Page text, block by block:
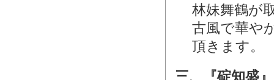
林妹舞鶴が
古風で華や
頂きます。
三、『碇知盛』